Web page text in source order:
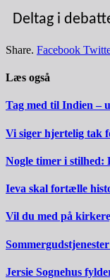
Deltag i
Share. Facebook
Læs også
Tag med til Indien –
Vi siger hjertelig tak
Nogle timer i
Ieva skal fortælle
Vil du med på
Jersie Sognehus